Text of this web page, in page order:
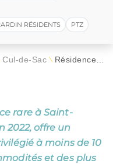
RÉSIDENTS PTZ
Cul-de-Sac \ Résidence Silver Palm
rare à Saint-
2022, offre un
à moins de 10
et des plus